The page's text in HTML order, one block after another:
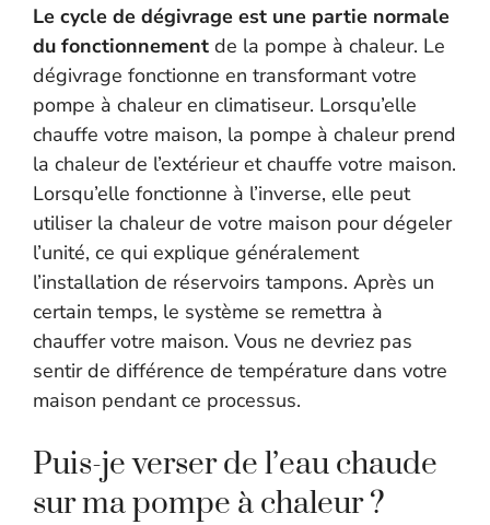
Le cycle de dégivrage est une partie normale
du fonctionnement de la pompe à chaleur. Le
dégivrage fonctionne en transformant votre
pompe à chaleur en climatiseur. Lorsqu’elle
chauffe votre maison, la pompe à chaleur prend
la chaleur de l’extérieur et chauffe votre maison.
Lorsqu’elle fonctionne à l’inverse, elle peut
utiliser la chaleur de votre maison pour dégeler
l’unité, ce qui explique généralement
l’installation de réservoirs tampons. Après un
certain temps, le système se remettra à
chauffer votre maison. Vous ne devriez pas
sentir de différence de température dans votre
maison pendant ce processus.
Puis-je verser de l’eau chaude
sur ma pompe à chaleur ?